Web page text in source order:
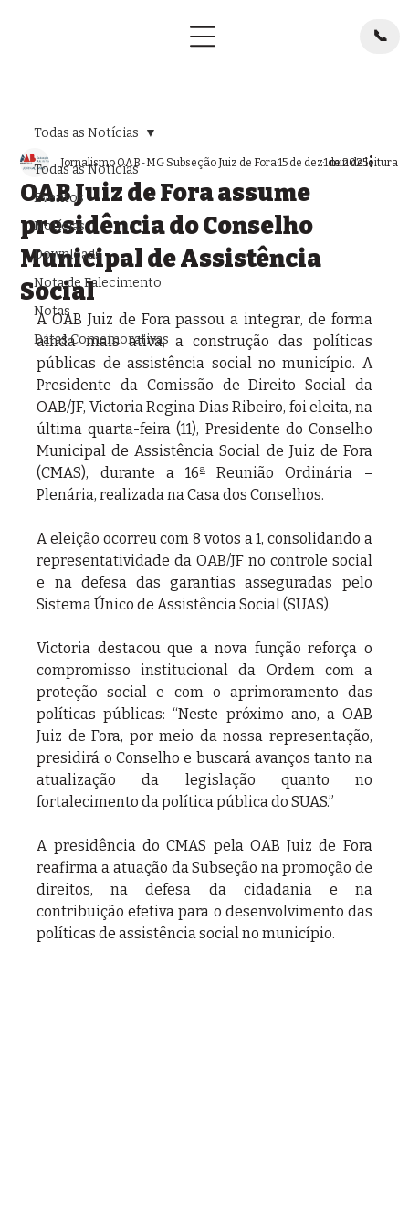
📞
Todas as Notícias
Eventos
Notícias
Downloads
Nota de Falecimento
Notas
Datas Comemorativas
Todas as Notícias
OAB Juiz de Fora assume
presidência do Conselho
Municipal de Assistência
Social
Jornalismo OAB-MG Subseção Juiz de Fora15 de dez. de 2025
1 min de leitura
A OAB Juiz de Fora passou a integrar, de forma
ainda mais ativa, a construção das políticas
públicas de assistência social no município. A
Presidente da Comissão de Direito Social da
OAB/JF, Victoria Regina Dias Ribeiro, foi eleita, na
última quarta-feira (11), Presidente do Conselho
Municipal de Assistência Social de Juiz de Fora
(CMAS), durante a 16ª Reunião Ordinária –
Plenária, realizada na Casa dos Conselhos.
A eleição ocorreu com 8 votos a 1, consolidando a
representatividade da OAB/JF no controle social
e na defesa das garantias asseguradas pelo
Sistema Único de Assistência Social (SUAS).
Victoria destacou que a nova função reforça o
compromisso institucional da Ordem com a
proteção social e com o aprimoramento das
políticas públicas: “Neste próximo ano, a OAB
Juiz de Fora, por meio da nossa representação,
presidirá o Conselho e buscará avanços tanto na
atualização da legislação quanto no
fortalecimento da política pública do SUAS.”
A presidência do CMAS pela OAB Juiz de Fora
reafirma a atuação da Subseção na promoção de
direitos, na defesa da cidadania e na
contribuição efetiva para o desenvolvimento das
políticas de assistência social no município.